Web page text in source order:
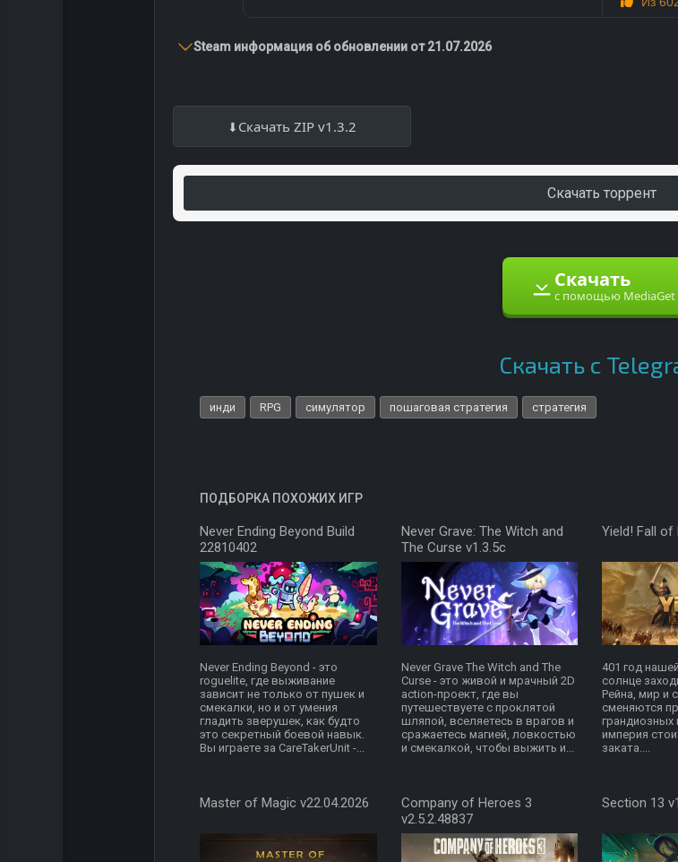
Steam информация об обновлении от 21.07.2026
Скачать ZIP v1.3.2
Скачать торрент
Скачать
с помощью MediaGet
Скачать с
инди RPG симулятор пошаговая стратегия стратегия
ПОДБОРКА ПОХОЖИХ ИГР
Never Ending Beyond Build
22810402
Never Ending Beyond - это
roguelite, где выживание
зависит не только от пушек и
смекалки, но и от умения
гладить зверушек, как будто
это секретный боевой навык.
Вы играете за CareTakerUnit -...
Never Grave: The Witch and
The Curse v1.3.5c
Never Grave The Witch and The
Curse - это живой и мрачный 2D
action-проект, где вы
путешествуете с проклятой
шляпой, вселяетесь в врагов и
сражаетесь магией, ловкостью
и смекалкой, чтобы выжить и...
Yield! Fall of
401 год
солнце
Рейна, мир и
сменяются
грандиозных
империя
заката....
Master of Magic v22.04.2026
Company of Heroes 3
v2.5.2.48837
Section 13